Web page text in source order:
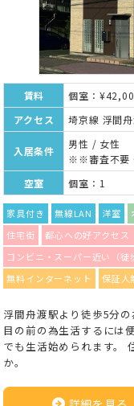
賃料
個室：
アクセス
埼京線 浮間
入居条件
男性 / 女性
※※審査不要
空室
個室：1
家具付き 無線LAN 洋室
住宅街
都心への好アクセス
コンビニ・スーパー近い（徒
無料インターネット
保証人
浮間舟渡駅より徒歩5分
目の前の為生活するには
でも生活始められます。
か。